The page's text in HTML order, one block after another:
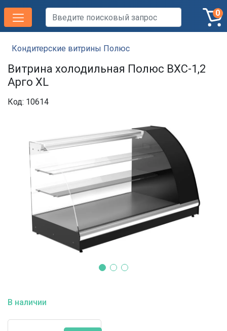
0
Кондитерские витрины Полюс
Витрина холодильная Полюс ВХС-1,2
Арго XL
Код: 10614
В наличии